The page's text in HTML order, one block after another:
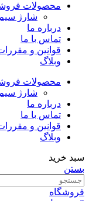
محصولات
شارژ
درباره ما
تماس با ما
قوانین و
وبلاگ
محصولات
شارژ
درباره ما
تماس با ما
قوانین و
وبلاگ
سبد خرید
بستن
فروشگاه